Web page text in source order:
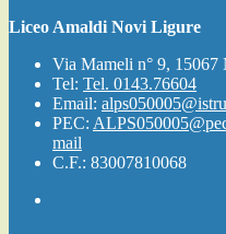
Liceo Amaldi Novi Ligure
Via Mameli n° 9,
Tel: Tel. 0143.76604
Email:
PEC:
mail
C.F.: 83007810068